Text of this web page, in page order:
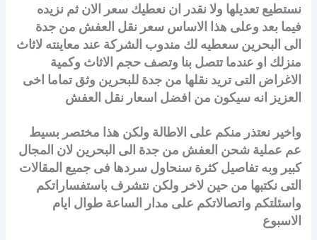
نستطيع تعديلها ولا نقدر ان نعطيك سعر الان ثم نزيده
فيما بعد وعلى هذا الاساس سعر نقل العفش من جدة
الى البحرين سعطيه لك مندوب الشركة عند معاينته لاثاث
منزلك او عندما تتصل بنا وتصف حجم الاثاث وكمية
الاغراض التى تريد نقلها من جدة للبحرين وثق تماما اخى
العزيز انه سيكون من افضل اسعار نقل العفش
واخير نعتذر منكم على الاطالة ولكن هذا مختصر بسيط
عم عملية شحن العفش من جدة الى البحرين لان المجال
كبير وبه تفاصيل كثرة سنحاول سردها فى جميع المقالات
التى نكتبها من حين لاخر ولكن نتشرف باستفساراتكم
واسئلتكم واتصالاتكم على مدار الساعة طوال ايام
الاسبوع